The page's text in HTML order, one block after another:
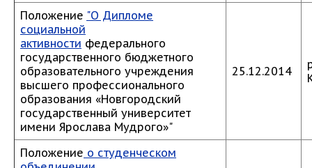
Положение "О Дипломе
социальной
активности федерального
государственного бюджетного
образовательного учреждения
высшего профессионального
образования «Новгородский
государственный университет
имени Ярослава Мудрого»"
25.12.2014
Положение о студенческом